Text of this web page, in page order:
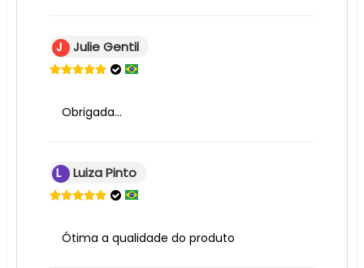
J Julie Gentil
Obrigada...
L Luiza Pinto
Ótima a qualidade do produto